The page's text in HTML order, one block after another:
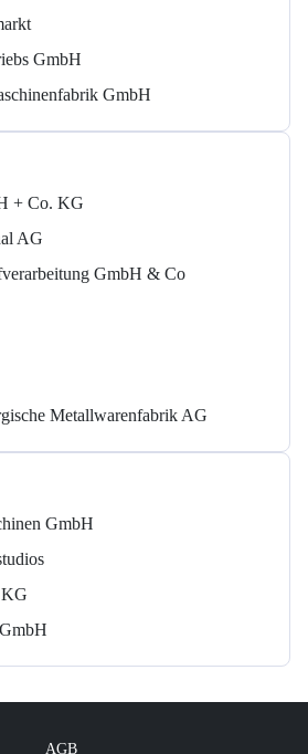
GmbH
GmbH
+ Co. KG
AG
GmbH & Co
Metallwarenfabrik AG
GmbH
AGB